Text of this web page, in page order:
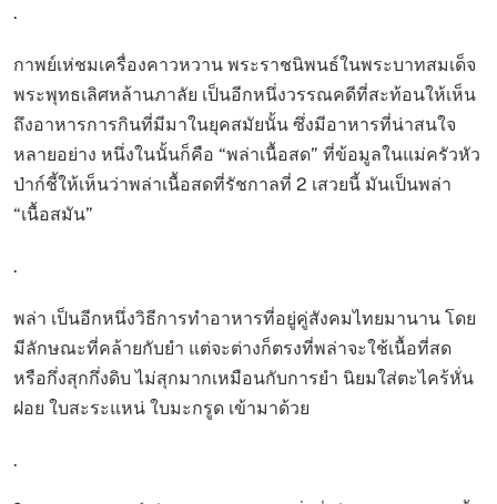
.
กาพย์เห่ชมเครื่องคาวหวาน พระราชนิพนธ์ในพระบาทสมเด็จ
พระพุทธเลิศหล้านภาลัย เป็นอีกหนึ่งวรรณคดีที่สะท้อนให้เห็น
ถึงอาหารการกินที่มีมาในยุคสมัยนั้น ซึ่งมีอาหารที่น่าสนใจ
หลายอย่าง หนึ่งในนั้นก็คือ “พล่าเนื้อสด” ที่ข้อมูลในแม่ครัวหัว
ป่าก์ชี้ให้เห็นว่าพล่าเนื้อสดที่รัชกาลที่ 2 เสวยนี้ มันเป็นพล่า
“เนื้อสมัน”
.
พล่า เป็นอีกหนึ่งวิธีการทำอาหารที่อยู่คู่สังคมไทยมานาน โดย
มีลักษณะที่คล้ายกับยำ แต่จะต่างก็ตรงที่พล่าจะใช้เนื้อที่สด
หรือกึ่งสุกกึ่งดิบ ไม่สุกมากเหมือนกับการยำ นิยมใส่ตะไคร้หั่น
ฝอย ใบสะระแหน่ ใบมะกรูด เข้ามาด้วย
.